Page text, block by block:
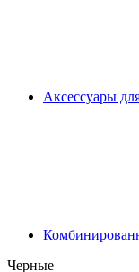
Аксессуары
Черные